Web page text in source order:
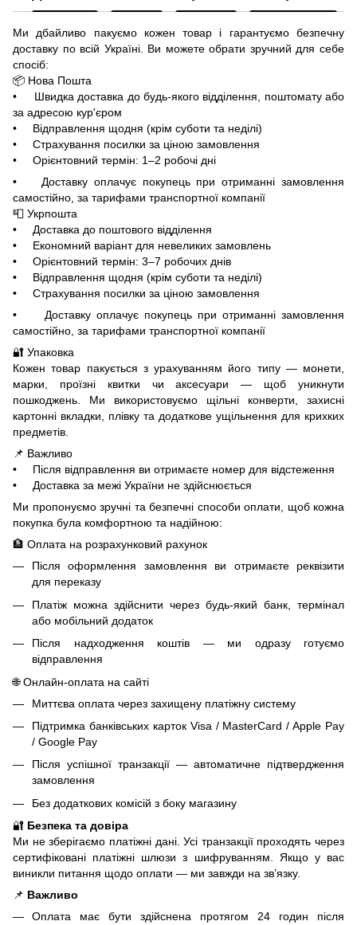
Ми дбайливо пакуємо кожен товар і гарантуємо безпечну
доставку по всій Україні. Ви можете обрати зручний для себе
спосіб:
📦 Нова Пошта
• Швидка доставка до будь-якого відділення, поштомату або
за адресою кур'єром
• Відправлення щодня (крім суботи та неділі)
• Страхування посилки за ціною замовлення
• Орієнтовний термін: 1–2 робочі дні
• Доставку оплачує покупець при отриманні замовлення
самостійно, за тарифами транспортної компанії
📮 Укрпошта
• Доставка до поштового відділення
• Економний варіант для невеликих замовлень
• Орієнтовний термін: 3–7 робочих днів
• Відправлення щодня (крім суботи та неділі)
• Страхування посилки за ціною замовлення
• Доставку оплачує покупець при отриманні замовлення
самостійно, за тарифами транспортної компанії
🔐 Упаковка
Кожен товар пакується з урахуванням його типу — монети,
марки, проїзні квитки чи аксесуари — щоб уникнути
пошкоджень. Ми використовуємо щільні конверти, захисні
картонні вкладки, плівку та додаткове ущільнення для крихких
предметів.
📌 Важливо
• Після відправлення ви отримаєте номер для відстеження
• Доставка за межі України не здійснюється
Ми пропонуємо зручні та безпечні способи оплати, щоб кожна
покупка була комфортною та надійною:
🏦 Оплата на розрахунковий рахунок
Після оформлення замовлення ви отримаєте реквізити
для переказу
Платіж можна здійснити через будь-який банк, термінал
або мобільний додаток
Після надходження коштів — ми одразу готуємо
відправлення
🌐 Онлайн-оплата на сайті
Миттєва оплата через захищену платіжну систему
Підтримка банківських карток Visa / MasterCard / Apple Pay
/ Google Pay
Після успішної транзакції — автоматичне підтвердження
замовлення
Без додаткових комісій з боку магазину
🔐 Безпека та довіра
Ми не зберігаємо платіжні дані. Усі транзакції проходять через
сертифіковані платіжні шлюзи з шифруванням. Якщо у вас
виникли питання щодо оплати — ми завжди на зв’язку.
📌 Важливо
Оплата має бути здійснена протягом 24 годин після